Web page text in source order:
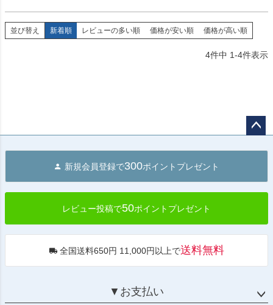
並び替え 新着順 レビューの多い順 価格が安い順 価格が高い順
4件中 1-4件表示
へ
新規会員登録で300ポイントプレゼント
レビュー投稿で50ポイントプレゼント
全国送料650円 11,000円以上で送料無料
▼お支払い